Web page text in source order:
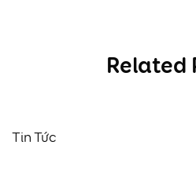
Related
Tin Tức